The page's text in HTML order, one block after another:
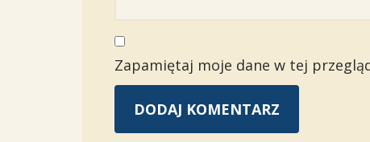
Zapamiętaj moje dane w tej